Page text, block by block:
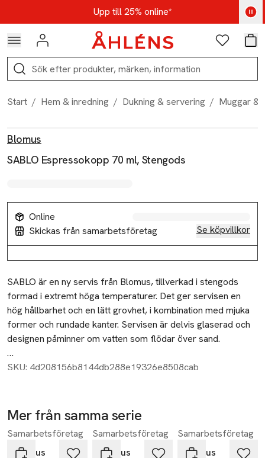
Hoppa till navigationsmenynUpp till 25% online*
Kod: AUG25 - Shoppa nu
Logga in Favoriter
Sök
Start / Hem & inredning / Dukning & servering / Muggar &
Blomus
SABLO Espressokopp 70 ml, Stengods
Online
Skickas från samarbetsföretag
Se köpvillkor
Beskrivning
SABLO är en ny servis från Blomus, tillverkad i stengods
formad i extremt höga temperaturer. Det ger servisen en
hög hållbarhet och en lätt grovhet, i kombination med mjuka
former och rundade kanter. Servisen är delvis glaserad och
designen påminner om vatten som flödar över sand.
Frederike Martens står för designen, som syftar till att
vatten.
Espressokopp, Mått: H 6 cm, L 7 cm, O 5,5 cm. V 70 ml.
Färg/Material: Stengods
SKU: 4d208156b8144db288e19326e8508cab
Mer från samma serie
Hoppa över bildspelet
Samarbetsföretag
Blomus
Samarbetsföretag
Blomus
Samarbetsföretag
Blomus